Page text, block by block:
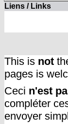
Liens / Links
This is not
pages is
Ceci n'est
compléter
envoyer